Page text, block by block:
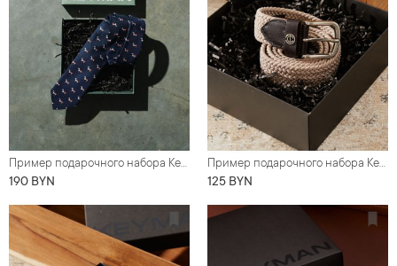
Пример подарочного набора Keyman (фирменная коробочка, шелковый галстук)
190 BYN
Пример подарочного набора Keyman (фирменная коробочка и бежевый ремень)
125 BYN